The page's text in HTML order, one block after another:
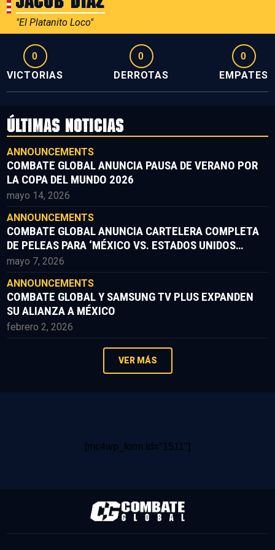
"El Platanito Loco"
0
VICTORIAS
0
DERROTAS
0
EMPATES
ÚLTIMAS NOTICIAS
ANNOUNCEMENTS
COMBATE GLOBAL ANUNCIA PAUSA DE VERANO POR
LA COPA DEL MUNDO 2026
mayo 14, 2026
ANNOUNCEMENTS
COMBATE GLOBAL ANUNCIA CARTELERA COMPLETA
DE PELEAS PARA ‘MÉXICO VS. ESTADOS UNIDOS
PARTE II’
mayo 7, 2026
ANNOUNCEMENTS
COMBATE GLOBAL Y SAMSUNG TV PLUS EXPANDEN
SU ALIANZA A MÉXICO
febrero 2, 2026
VER MÁS
[mc4wp_form id="1511"]